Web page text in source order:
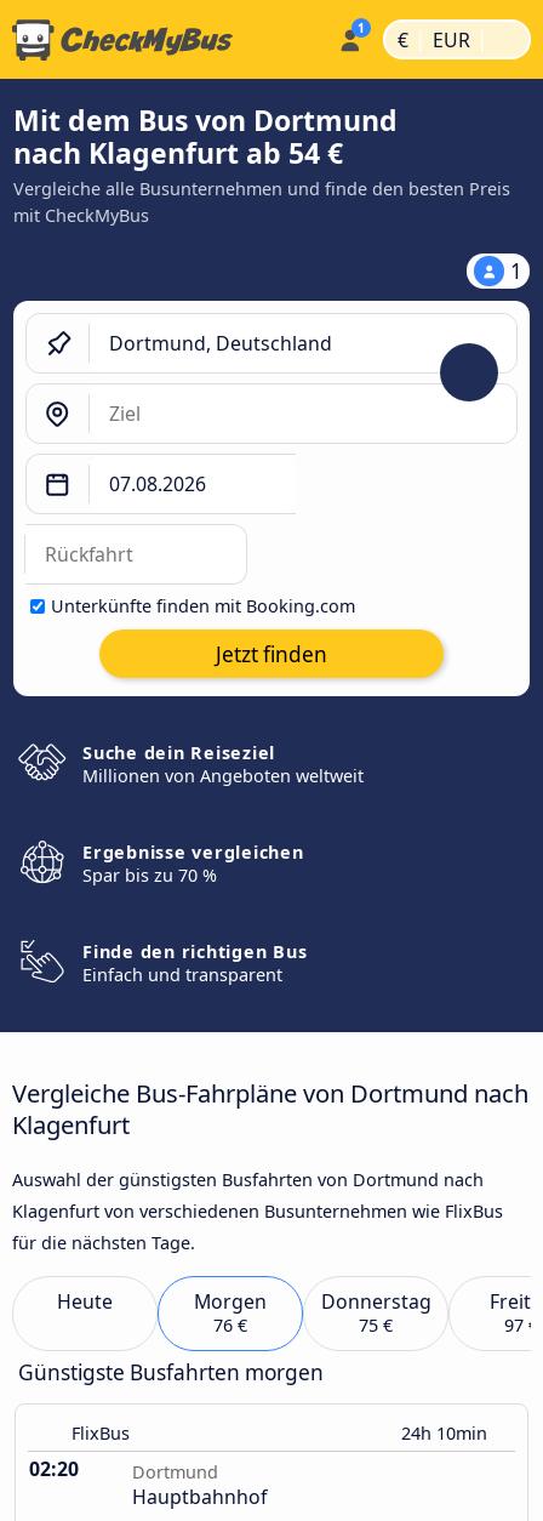
€ | EUR |
Mit dem Bus von Dortmund
nach Klagenfurt ab 54 €
Vergleiche alle Busunternehmen und finde den besten Preis
mit CheckMyBus
1
Unterkünfte finden mit Booking.com
Jetzt finden
Suche dein Reiseziel
Millionen von Angeboten weltweit
Ergebnisse vergleichen
Spar bis zu 70 %
Finde den richtigen Bus
Einfach und transparent
Vergleiche Bus-Fahrpläne von Dortmund nach
Klagenfurt
Auswahl der günstigsten Busfahrten von Dortmund nach
Klagenfurt von verschiedenen Busunternehmen wie FlixBus
für die nächsten Tage.
Heute Morgen
76 €
Donnerstag
75 € 97 €
Günstigste Busfahrten morgen
FlixBus 24h 10min
02:20 Dortmund
Hauptbahnhof